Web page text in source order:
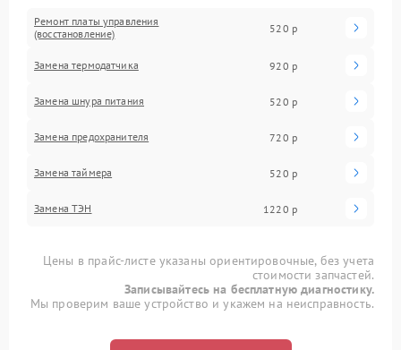
Ремонт платы управления
(восстановление)
520 р
Замена термодатчика 920 р
Замена шнура питания 520 р
Замена предохранителя 720 р
Замена таймера 520 р
Замена ТЭН 1220 р
Цены в прайс-листе указаны ориентировочные, без учета
стоимости запчастей.
Записывайтесь на бесплатную диагностику.
Мы проверим ваше устройство и укажем на неисправность.